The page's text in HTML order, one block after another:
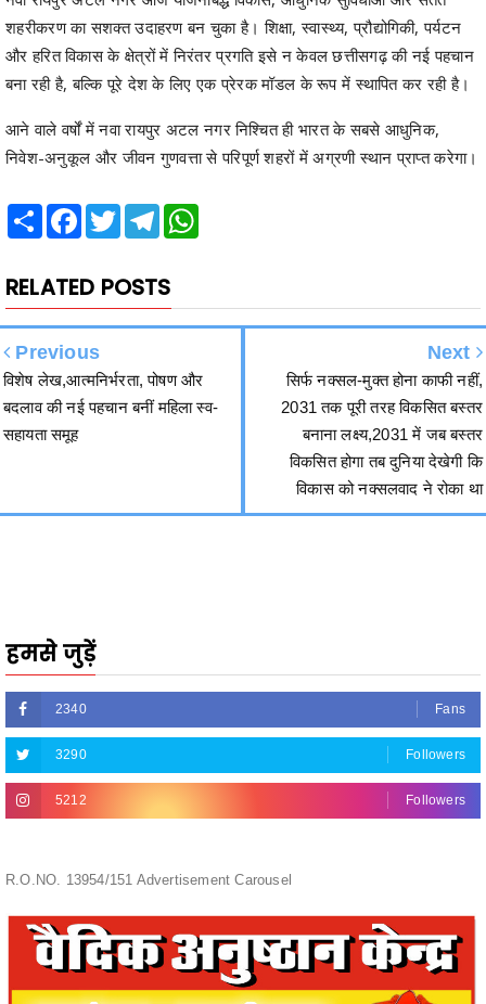
बना रही है, बल्कि पूरे देश के लिए एक प्रेरक मॉडल के रूप में स्थापित कर रही है।
आने वाले वर्षों में नवा रायपुर अटल नगर निश्चित ही भारत के सबसे आधुनिक,
निवेश-अनुकूल और जीवन गुणवत्ता से परिपूर्ण शहरों में अग्रणी स्थान प्राप्त करेगा।
ShareFacebookTwitterTelegramWhatsApp
RELATED POSTS
Previous
बदलाव की नई पहचान बनीं महिला स्व-
सहायता समूह
2031 तक पूरी तरह विकसित बस्तर
बनाना लक्ष्य,2031 में जब बस्तर
विकसित होगा तब दुनिया देखेगी कि
विकास को नक्सलवाद ने रोका था
2340
3290 Followers
5212 Followers
R.O.NO. 13954/151 Advertisement Carousel